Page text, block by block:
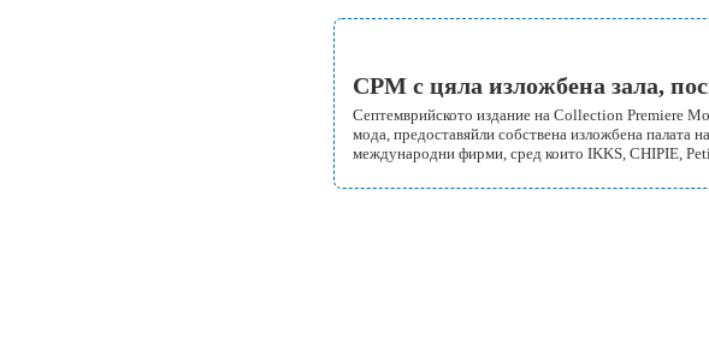
СРМ с цяла изложбена зала,
Септемврийското издание на Collection Premiere
мода, предоставяйли собствена изложбена палата
международни фирми, сред които IKKS, CHIPIE,